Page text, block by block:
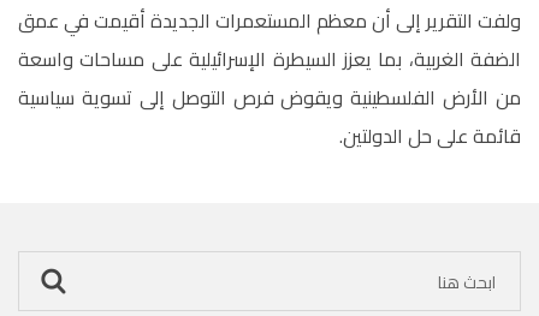
ولفت التقرير إلى أن معظم المستعمرات الجديدة أقيمت في عمق
الضفة الغربية، بما يعزز السيطرة الإسرائيلية على مساحات واسعة
من الأرض الفلسطينية ويقوض فرص التوصل إلى تسوية سياسية
قائمة على حل الدولتين.